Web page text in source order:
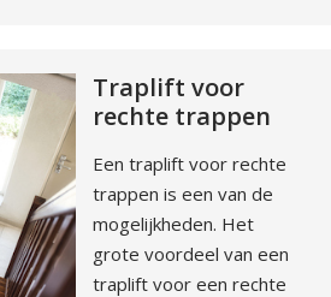
Traplift voor
rechte trappen
Een traplift voor rechte
trappen is een van de
mogelijkheden. Het
grote voordeel van een
traplift voor een rechte